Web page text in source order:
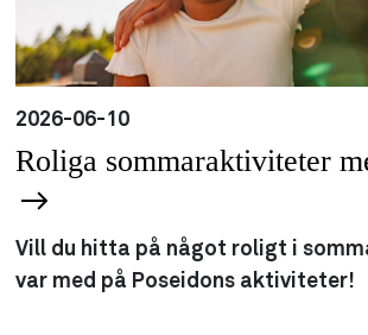
2026-06-10
Roliga sommaraktiviteter
Vill du hitta på något roligt i
var med på Poseidons aktiviteter!